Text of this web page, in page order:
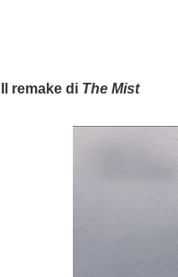
Il remake di The Mist